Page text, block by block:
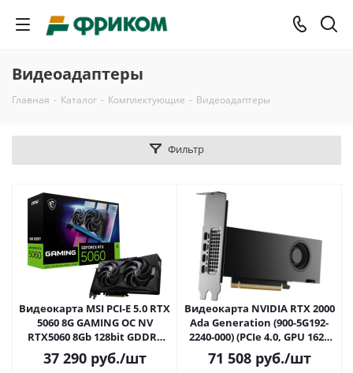
Видеоадаптеры
Главная - Каталог - Комплектующие - Видеоадаптеры
Фильтр
Видеокарта MSI PCI-E 5.0 RTX
5060 8G GAMING OC NV
RTX5060 8Gb 128bit GDDR7
2640/28000/HDMIx1/DPx3/HD
37 290руб./шт
Видеокарта NVIDIA RTX 2000
Ada Generation (900-5G192-
2240-000) (PCIe 4.0, GPU 1620
МГц, 16 ГБ GDDR6, 128 бит, 4
x Mini DisplayPort)
71 508руб./шт